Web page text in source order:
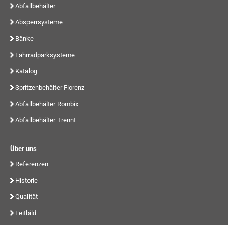
Abfallbehälter
Absperrsysteme
Bänke
Fahrradparksysteme
Katalog
Spritzenbehälter Florenz
Abfallbehälter Rombix
Abfallbehälter Trennt
Über uns
Referenzen
Historie
Qualität
Leitbild